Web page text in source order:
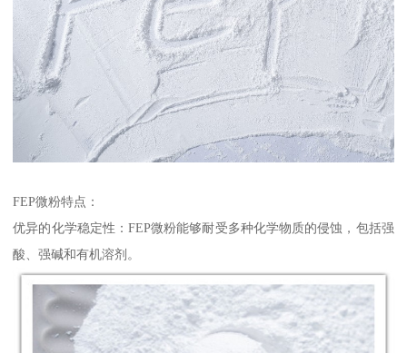
FEP微粉特点：
优异的化学稳定性：FEP微粉能够耐受多种化学物质的侵蚀，包括强
酸、强碱和有机溶剂。